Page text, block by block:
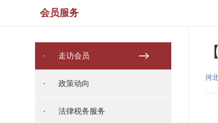
会员服务
走访会员
政策动向
法律税务服务
河